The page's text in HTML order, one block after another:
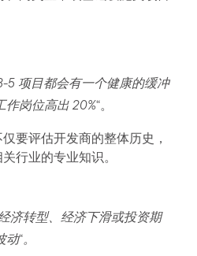
5 项目都会有一个健康的缓冲
作岗位高出 20%“。
要评估开发商的整体历史，
行业的专业知识。
济转型、经济下滑或投资期
动“。